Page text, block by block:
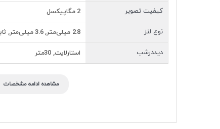
کیفیت تصویر 2 مگاپیکسل
نوع لنز 2.8 میلی‌متر, 3.6 میلی‌متر, ثابت (Fixed)
دیددرشب استارلایت, 30متر
مشاهده ادامه مشخصات